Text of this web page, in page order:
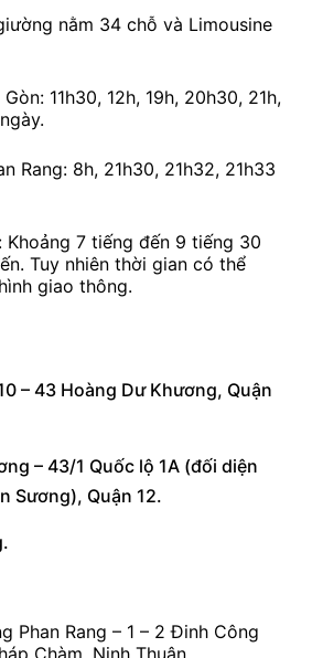
nằm 34 chỗ và Limousine
11h30, 12h, 19h, 20h30, 21h,
Rang: 8h, 21h30, 21h32, 21h33
Khoảng 7 tiếng đến 9 tiếng 30
Tuy nhiên thời gian có thể
giao thông.
– 43 Hoàng Dư Khương, Quận
– 43/1 Quốc lộ 1A (đối diện
Sương), Quận 12.
Phan Rang – 1 – 2 Đinh Công